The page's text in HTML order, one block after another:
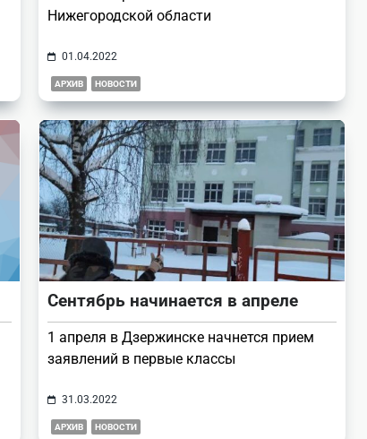
Нижегородской области
01.04.2022
АРХИВ НОВОСТИ
Сентябрь начинается в апреле
1 апреля в Дзержинске начнется прием
заявлений в первые классы
31.03.2022
АРХИВ НОВОСТИ